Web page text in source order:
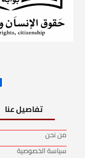
تفاصيل عنا
من نحن
سياسة الخصوصية